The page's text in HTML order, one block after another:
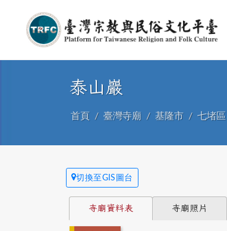
泰山巖
首頁 臺灣寺廟 基隆市 七堵區
切換至GIS圖台
寺廟資料表 寺廟照片